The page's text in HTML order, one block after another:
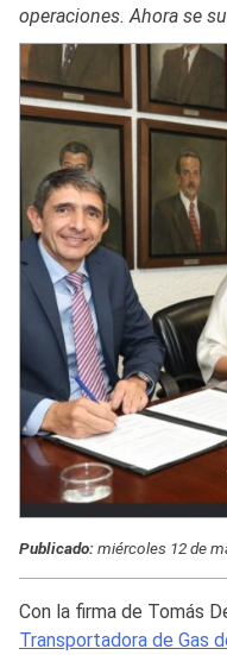
operaciones. Ahora se
Publicado:miércoles 12 de
Con la firma de Tomás
Transportadora de Gas